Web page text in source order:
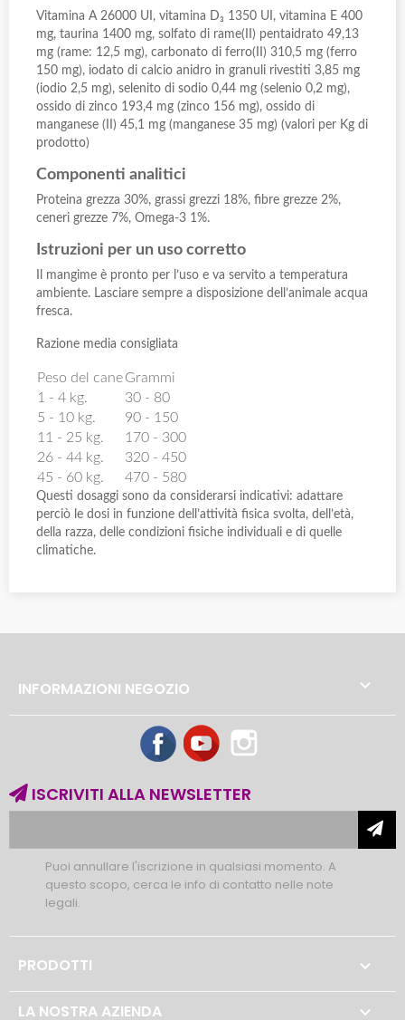
Vitamina A 26000 UI, vitamina D₃ 1350 UI, vitamina E 400
mg, taurina 1400 mg, solfato di rame(II) pentaidrato 49,13
mg (rame: 12,5 mg), carbonato di ferro(II) 310,5 mg (ferro
150 mg), iodato di calcio anidro in granuli rivestiti 3,85 mg
(iodio 2,5 mg), selenito di sodio 0,44 mg (selenio 0,2 mg),
ossido di zinco 193,4 mg (zinco 156 mg), ossido di
manganese (II) 45,1 mg (manganese 35 mg) (valori per Kg di
prodotto)
Componenti analitici
Proteina grezza 30%, grassi grezzi 18%, fibre grezze 2%,
ceneri grezze 7%, Omega-3 1%.
Istruzioni per un uso corretto
Il mangime è pronto per l’uso e va servito a temperatura
ambiente. Lasciare sempre a disposizione dell’animale acqua
fresca.
Razione media consigliata
Peso del caneGrammi
1 - 4 kg.
30 - 80
5 - 10 kg.
90 - 150
11 - 25 kg.
170 - 300
26 - 44 kg.
320 - 450
45 - 60 kg.
470 - 580
Questi dosaggi sono da considerarsi indicativi: adattare
perciò le dosi in funzione dell’attività fisica svolta, dell’età,
della razza, delle condizioni fisiche individuali e di quelle
climatiche.
INFORMAZIONI NEGOZIO 
FacebookYouTube
ISCRIVITI ALLA NEWSLETTER
Puoi annullare l'iscrizione in qualsiasi momento. A
questo scopo, cerca le info di contatto nelle note
legali.
PRODOTTI 
LA NOSTRA AZIENDA 